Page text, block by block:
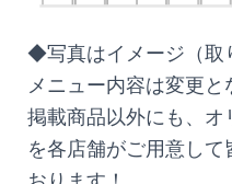
◆写真はイメージ（取
メニュー内容は変更と
掲載商品以外にも、
を各店舗がご用意し